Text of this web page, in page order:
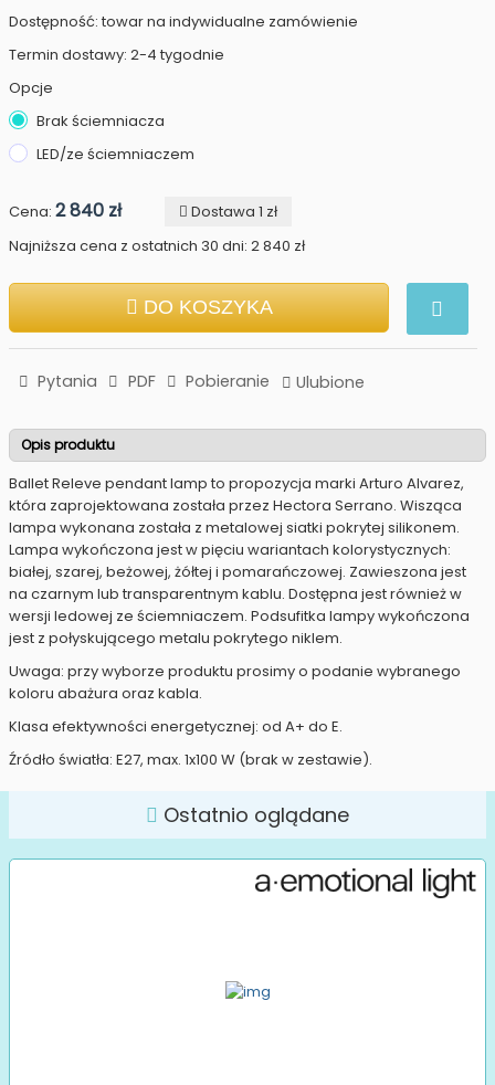
Dostępność: towar na indywidualne zamówienie
Termin dostawy: 2-4 tygodnie
Opcje
Brak ściemniacza
LED/ze ściemniaczem
Cena: 2 840 zł
Dostawa 1 zł
Najniższa cena z ostatnich 30 dni: 2 840 zł
DO KOSZYKA
Pytania PDF Pobieranie Ulubione
Opis produktu
Ballet Releve pendant lamp to propozycja marki Arturo Alvarez,
która zaprojektowana została przez Hectora Serrano. Wisząca
lampa wykonana została z metalowej siatki pokrytej silikonem.
Lampa wykończona jest w pięciu wariantach kolorystycznych:
białej, szarej, beżowej, żółtej i pomarańczowej. Zawieszona jest
na czarnym lub transparentnym kablu. Dostępna jest również w
wersji ledowej ze ściemniaczem. Podsufitka lampy wykończona
jest z połyskującego metalu pokrytego niklem.
Uwaga: przy wyborze produktu prosimy o podanie wybranego
koloru abażura oraz kabla.
Klasa efektywności energetycznej: od A+ do E.
Źródło światła: E27, max. 1x100 W (brak w zestawie).
Ostatnio oglądane